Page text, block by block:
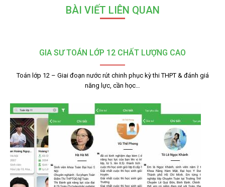
BÀI VIẾT LIÊN QUAN
GIA SƯ TOÁN LỚP 12 CHẤT LƯỢNG CAO
Toán lớp 12 – Giai đoạn nước rút chinh phục kỳ thi THPT & đánh giá
năng lực, cần học…